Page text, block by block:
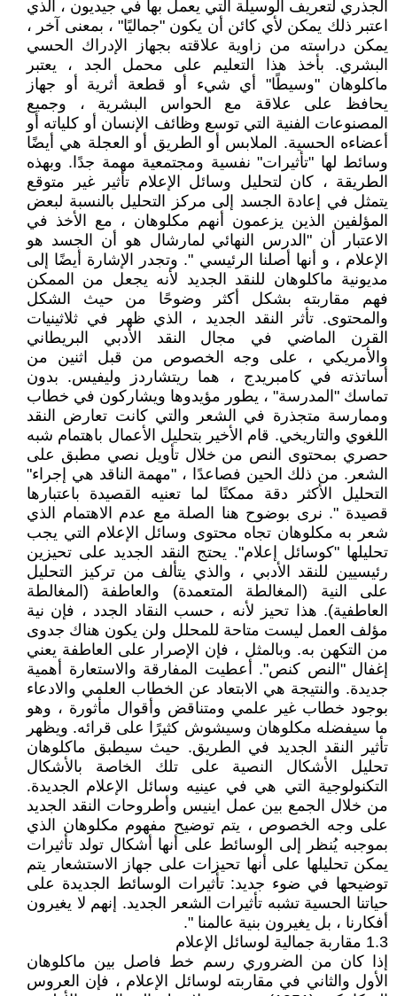
الجذري لتعريف الوسيلة التي يعمل بها في جيديون ، الذي
اعتبر ذلك يمكن لأي كائن أن يكون "جماليًا" ، بمعنى آخر ،
يمكن دراسته من زاوية علاقته بجهاز الإدراك الحسي
البشري. بأخذ هذا التعليم على محمل الجد ، يعتبر
ماكلوهان "وسيطًا" أي شيء أو قطعة أثرية أو جهاز
يحافظ على علاقة مع الحواس البشرية ، وجميع
المصنوعات الفنية التي توسع وظائف الإنسان أو كلياته أو
أعضاءه الحسية. الملابس أو الطريق أو العجلة هي أيضًا
وسائط لها "تأثيرات" نفسية ومجتمعية مهمة جدًا. وبهذه
الطريقة ، كان لتحليل وسائل الإعلام تأثير غير متوقع
يتمثل في إعادة الجسد إلى مركز التحليل بالنسبة لبعض
المؤلفين الذين يزعمون أنهم مكلوهان ، مع الأخذ في
الاعتبار أن "الدرس النهائي لمارشال هو أن الجسد هو
الإعلام ، و أنها أصلنا الرئيسي ". وتجدر الإشارة أيضًا إلى
مديونية ماكلوهان للنقد الجديد لأنه يجعل من الممكن
فهم مقاربته بشكل أكثر وضوحًا من حيث الشكل
والمحتوى. تأثر النقد الجديد ، الذي ظهر في ثلاثينيات
القرن الماضي في مجال النقد الأدبي البريطاني
والأمريكي ، على وجه الخصوص من قبل اثنين من
أساتذته في كامبريدج ، هما ريتشاردز وليفيس. بدون
تماسك "المدرسة" ، يطور مؤيدوها ويشاركون في خطاب
وممارسة متجذرة في الشعر والتي كانت تعارض النقد
اللغوي والتاريخي. قام الأخير بتحليل الأعمال باهتمام شبه
حصري بمحتوى النص من خلال تأويل نصي مطبق على
الشعر. من ذلك الحين فصاعدًا ، "مهمة الناقد هي إجراء"
التحليل الأكثر دقة ممكنًا لما تعنيه القصيدة باعتبارها
قصيدة ". نرى بوضوح هنا الصلة مع عدم الاهتمام الذي
شعر به مكلوهان تجاه محتوى وسائل الإعلام التي يجب
تحليلها "كوسائل إعلام". يحتج النقد الجديد على تحيزين
رئيسيين للنقد الأدبي ، والذي يتألف من تركيز التحليل
على النية (المغالطة المتعمدة) والعاطفة (المغالطة
العاطفية). هذا تحيز لأنه ، حسب النقاد الجدد ، فإن نية
مؤلف العمل ليست متاحة للمحلل ولن يكون هناك جدوى
من التكهن به. وبالمثل ، فإن الإصرار على العاطفة يعني
إغفال "النص كنص". أعطيت المفارقة والاستعارة أهمية
جديدة. والنتيجة هي الابتعاد عن الخطاب العلمي والادعاء
بوجود خطاب غير علمي ومتناقض وأقوال مأثورة ، وهو
ما سيفضله مكلوهان وسيشوش كثيرًا على قرائه. ويظهر
تأثير النقد الجديد في الطريق. حيث سيطبق ماكلوهان
تحليل الأشكال النصية على تلك الخاصة بالأشكال
التكنولوجية التي هي في عينيه وسائل الإعلام الجديدة.
من خلال الجمع بين عمل اينيس وأطروحات النقد الجديد
على وجه الخصوص ، يتم توضيح مفهوم مكلوهان الذي
بموجبه يُنظر إلى الوسائط على أنها أشكال تولد تأثيرات
يمكن تحليلها على أنها تحيزات على جهاز الاستشعار يتم
توضيحها في ضوء جديد: تأثيرات الوسائط الجديدة على
حياتنا الحسية تشبه تأثيرات الشعر الجديد. إنهم لا يغيرون
أفكارنا ، بل يغيرون بنية عالمنا ".
1.3 مقاربة جمالية لوسائل الإعلام
إذا كان من الضروري رسم خط فاصل بين ماكلوهان
الأول والثاني في مقاربته لوسائل الإعلام ، فإن العروس